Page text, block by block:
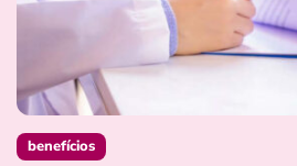
benefícios